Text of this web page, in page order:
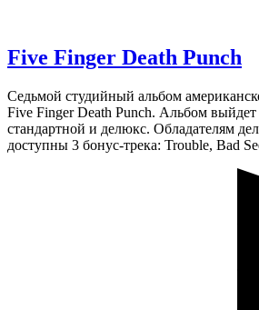
Five Finger Death Punch
Седьмой студийный альбом
Five Finger Death Punch. Альбом выйдет
стандартной и делюкс. Обладателям
доступны 3 бонус-трека: Trouble, Bad